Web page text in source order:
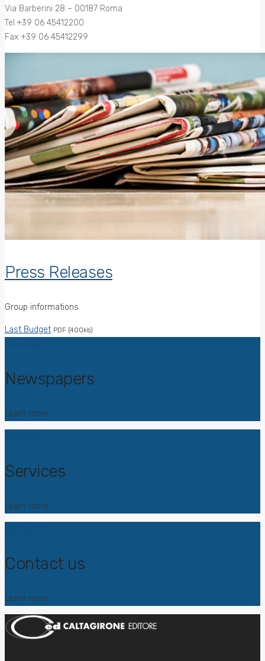
Via Barberini 28 – 00187 Roma
Tel.+39 06 45412200
Fax +39 06 45412299
Press Releases
Group informations
Last Budget PDF (400kb)
Newspapers
Learn more
Services
Learn more
Contact us
Learn more